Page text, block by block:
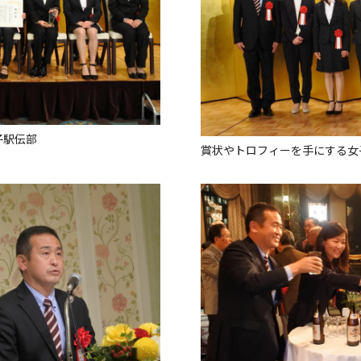
伝部
賞状やトロフィーを手にする